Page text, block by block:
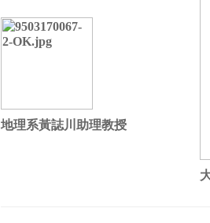
地理系黃誌川助理教授